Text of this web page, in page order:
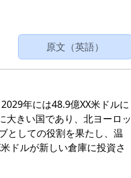
原文（英語）
年には48.9億XX米ドルに
大きい国であり、北ヨーロッ
としての役割を果たし、温
ドルが新しい倉庫に投資さ